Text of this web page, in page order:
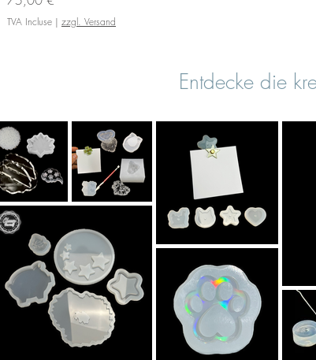
TVA Incluse | zzgl. Versand
Entdecke die